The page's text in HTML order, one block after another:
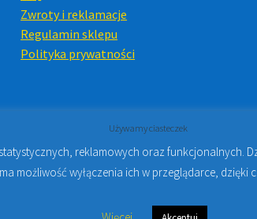
Zwroty i reklamacje
Regulamin sklepu
Polityka prywatności
i Kursy Online Warszawa- Sklep
Używamy ciasteczek
reklamowych oraz funkcjonalnych.
możliwość wyłączenia ich w przeglądarce, dzięki